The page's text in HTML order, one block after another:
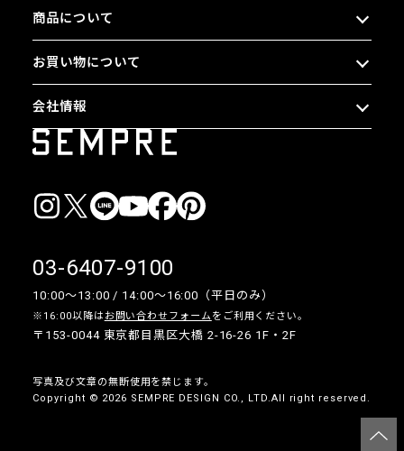
商品について
お買い物について
会社情報
03-6407-9100
10:00〜13:00 / 14:00〜16:00（平日のみ）
※16:00以降は お問い合わせフォームをご利用ください。
〒153-0044 東京都目黒区大橋 2-16-26 1F・2F
写真及び文章の無断使用を禁じます。
Copyright © 2026 SEMPRE DESIGN CO., LTD.All right reserved.